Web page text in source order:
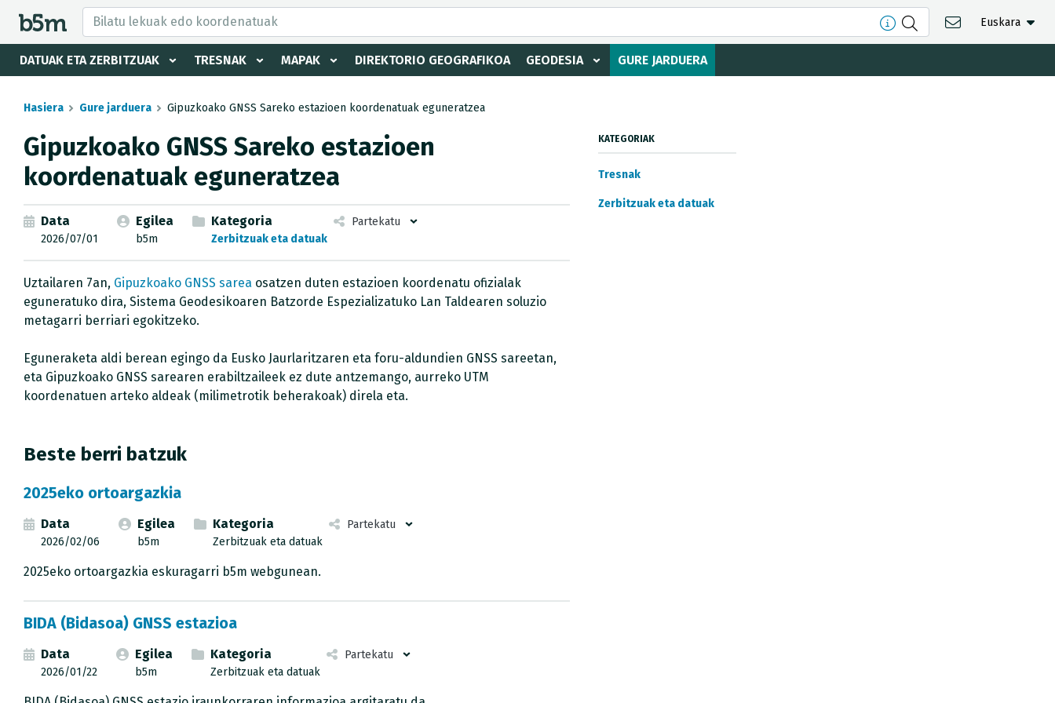
Euskara
DATUAK ETA ZERBITZUAK TRESNAK MAPAK DIREKTORIO GEOGRAFIKOA GEODESIA GURE JARDUERA
eta direktorioa izkutatu
Hasiera Gure jarduera Gipuzkoako GNSS Sareko estazioen koordenatuak eguneratzea
Gipuzkoako GNSS Sareko estazioen
koordenatuak eguneratzea
Data
2026/07/01
Egilea
b5m
Kategoria
Zerbitzuak eta datuak
Partekatu
Uztailaren 7an, Gipuzkoako GNSS sarea osatzen duten estazioen koordenatu ofizialak
eguneratuko dira, Sistema Geodesikoaren Batzorde Espezializatuko Lan Taldearen soluzio
metagarri berriari egokitzeko.
Eguneraketa aldi berean egingo da Eusko Jaurlaritzaren eta foru-aldundien GNSS sareetan,
eta Gipuzkoako GNSS sarearen erabiltzaileek ez dute antzemango, aurreko UTM
koordenatuen arteko aldeak (milimetrotik beherakoak) direla eta.
Beste berri batzuk
2025eko ortoargazkia
Data
2026/02/06
Egilea
b5m
Kategoria
Zerbitzuak eta datuak
Partekatu
2025eko ortoargazkia eskuragarri b5m webgunean.
BIDA (Bidasoa) GNSS estazioa
Data
2026/01/22
Egilea
b5m
Kategoria
Zerbitzuak eta datuak
Partekatu
KATEGORIAK
Tresnak
Zerbitzuak eta datuak